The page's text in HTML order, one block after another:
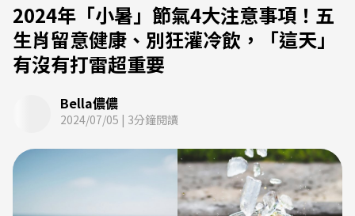
2024年「小暑」節氣4大注意事項！五
生肖留意健康、別狂灌冷飲，「這天」
有沒有打雷超重要
Bella儂儂
2024/07/05 | 3分鐘閱讀